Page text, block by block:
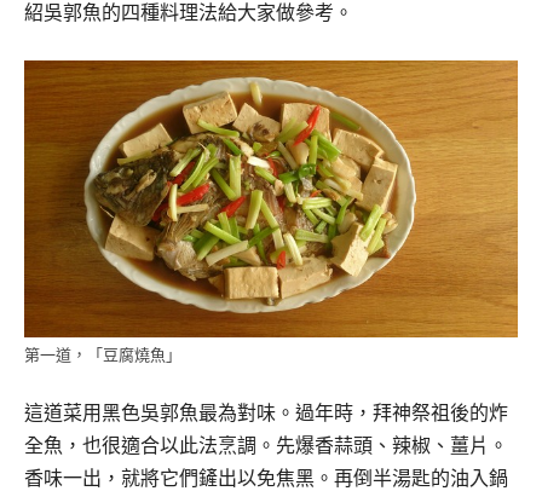
紹吳郭魚的四種料理法給大家做參考。
第一道，「豆腐燒魚」
這道菜用黑色吳郭魚最為對味。過年時，拜神祭祖後的炸
全魚，也很適合以此法烹調。先爆香蒜頭、辣椒、薑片。
香味一出，就將它們鏟出以免焦黑。再倒半湯匙的油入鍋